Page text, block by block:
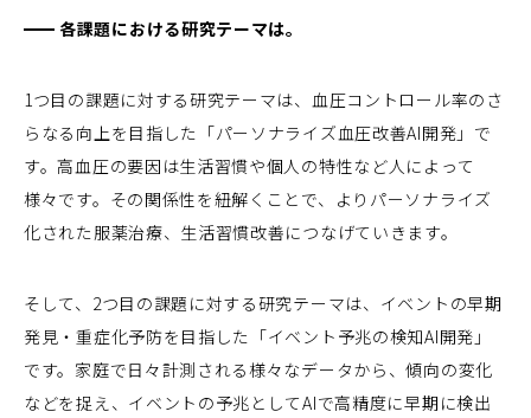
各課題における研究テーマは。
1つ目の課題に対する研究テーマは、血圧コントロール率のさ
らなる向上を目指した「パーソナライズ血圧改善AI開発」で
す。高血圧の要因は生活習慣や個人の特性など人によって
様々です。その関係性を紐解くことで、よりパーソナライズ
化された服薬治療、生活習慣改善につなげていきます。
そして、2つ目の課題に対する研究テーマは、イベントの早期
発見・重症化予防を目指した「イベント予兆の検知AI開発」
です。家庭で日々計測される様々なデータから、傾向の変化
などを捉え、イベントの予兆としてAIで高精度に早期に検出